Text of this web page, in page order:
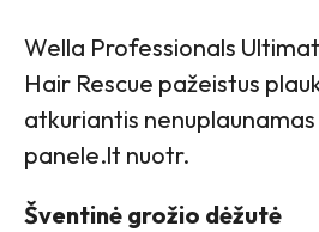
Wella Professionals
Hair Rescue pažeistus
atkuriantis
panele.lt nuotr.
Šventinė grožio dėžutė